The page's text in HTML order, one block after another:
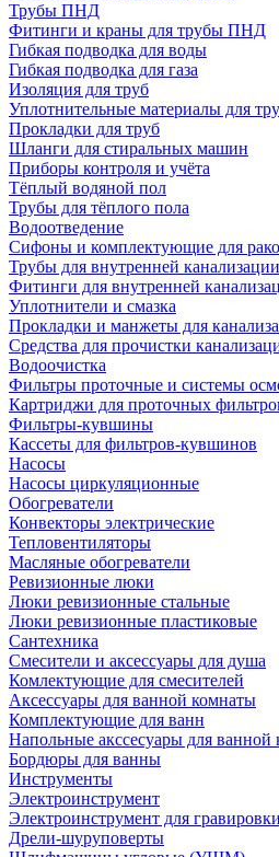
Трубы ПНД
Фитинги и краны для трубы ПНД
Гибкая подводка для воды
Гибкая подводка для газа
Изоляция для труб
Уплотнительные материалы для
Прокладки для труб
Шланги для стиральных машин
Приборы контроля и учёта
Тёплый водяной пол
Трубы для тёплого пола
Водоотведение
Сифоны и комплектующие для
Трубы для внутренней канализации
Фитинги для внутренней
Уплотнители и смазка
Прокладки и манжеты для
Средства для прочистки
Водоочистка
Фильтры проточные и системы
Картриджи для проточных
Фильтры-кувшины
Кассеты для фильтров-кувшинов
Насосы
Насосы циркуляционные
Обогреватели
Конвекторы электрические
Тепловентиляторы
Масляные обогреватели
Ревизионные люки
Люки ревизионные стальные
Люки ревизионные пластиковые
Сантехника
Смесители и аксессуары для душа
Комлектующие для смесителей
Аксессуары для ванной комнаты
Комплектующие для ванн
Напольные акссесуары для ванной
Бордюры для ванны
Инструменты
Электроинструмент
Электроинструмент для гравировки
Дрели-шуруповерты